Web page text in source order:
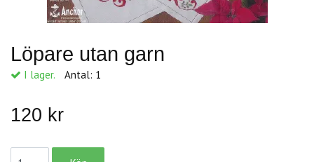
Löpare utan garn
I lager. Antal: 1
120 kr